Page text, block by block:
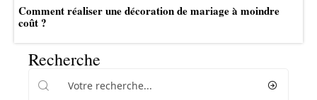
Comment réaliser une décoration de mariage à moindre
coût ?
Recherche